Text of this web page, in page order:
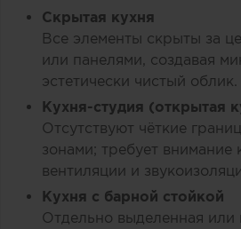
Скрытая кухня
Все элементы скрыты за
или панелями, создавая
эстетически чистый облик.
Кухня-студия (открытая
Отсутствуют чёткие
зонами; требует внимание
вентиляции и
Кухня с барной стойкой
Отдельно выделенная или